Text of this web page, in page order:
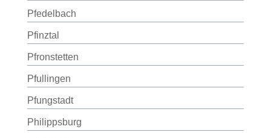
Pfedelbach
Pfinztal
Pfronstetten
Pfullingen
Pfungstadt
Philippsburg